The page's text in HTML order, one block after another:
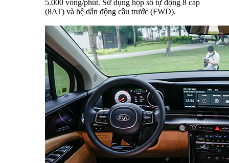
5.000 vòng/phút. Sử dụng hộp số tự động 8 cấp
(8AT) và hệ dẫn động cầu trước (FWD).